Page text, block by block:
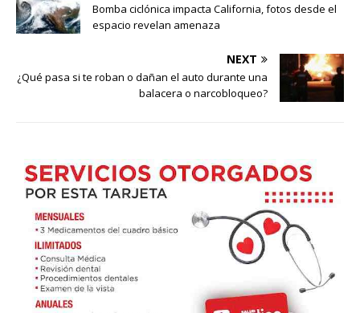
Bomba ciclónica impacta California, fotos desde el
espacio revelan amenaza
NEXT
¿Qué pasa si te roban o dañan el auto durante una
balacera o narcobloqueo?